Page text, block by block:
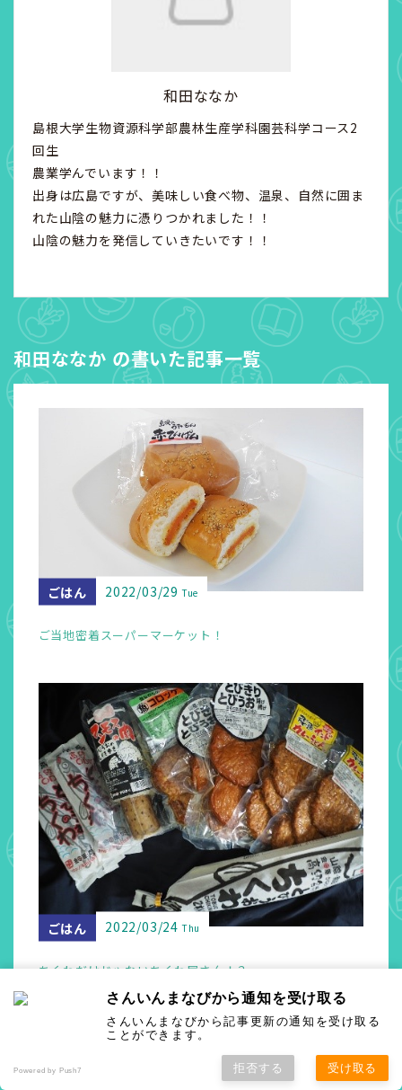
和田ななか
島根大学生物資源科学部農林生産学科園芸科学コース2
回生
農業学んでいます！！
出身は広島ですが、美味しい食べ物、温泉、自然に囲ま
れた山陰の魅力に憑りつかれました！！
山陰の魅力を発信していきたいです！！
和田ななか の書いた記事一覧
ごはん 2022/03/29Tue
ご当地密着スーパーマーケット！
ごはん 2022/03/24Thu
ちくわだけじゃないちくわ屋さん！？
金田屋かねちくの挑戦さんいんまなびから通知を受け取る
さんいんまなびから記事更新の通知を受け取る
ことができます。
Powered by Push7 拒否する 受け取る